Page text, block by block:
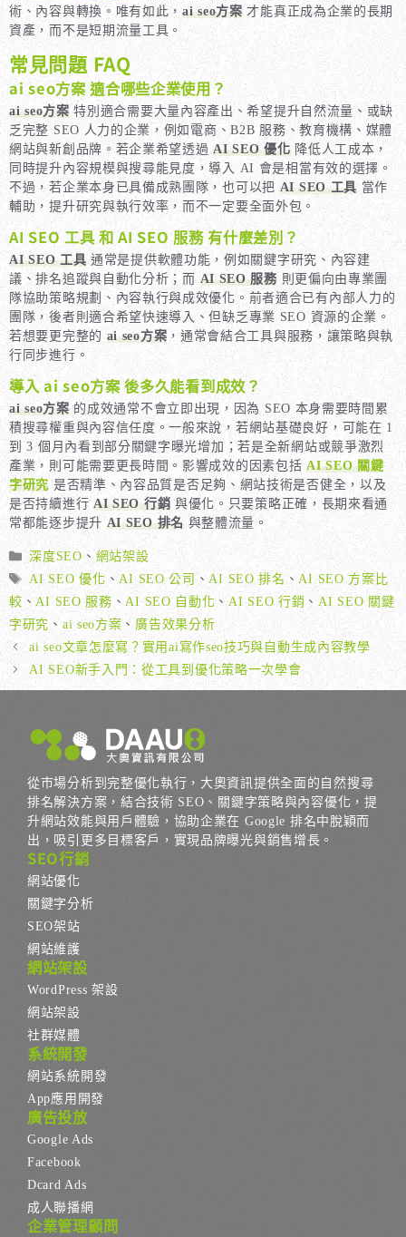
術、內容與轉換。唯有如此，ai seo方案才能真正成為企業的長期
資產，而不是短期流量工具。
常見問題 FAQ
ai seo方案 適合哪些企業使用？
ai seo方案特別適合需要大量內容產出、希望提升自然流量、或缺
乏完整 SEO 人力的企業，例如電商、B2B 服務、教育機構、媒體
網站與新創品牌。若企業希望透過AI SEO 優化降低人工成本，
同時提升內容規模與搜尋能見度，導入 AI 會是相當有效的選擇。
不過，若企業本身已具備成熟團隊，也可以把 AI SEO 工具 當作
輔助，提升研究與執行效率，而不一定要全面外包。
AI SEO 工具 和 AI SEO 服務 有什麼差別？
AI SEO 工具 通常是提供軟體功能，例如關鍵字研究、內容建
議、排名追蹤與自動化分析；而 AI SEO 服務則更偏向由專業團
隊協助策略規劃、內容執行與成效優化。前者適合已有內部人力的
團隊，後者則適合希望快速導入、但缺乏專業 SEO 資源的企業。
若想要更完整的 ai seo方案 ，通常會結合工具與服務，讓策略與執
行同步進行。
導入 ai seo方案 後多久能看到成效？
ai seo方案的成效通常不會立即出現，因為 SEO 本身需要時間累
積搜尋權重與內容信任度。一般來說，若網站基礎良好，可能在 1
到 3 個月內看到部分關鍵字曝光增加；若是全新網站或競爭激烈
產業，則可能需要更長時間。影響成效的因素包括AI SEO 關鍵
字研究 是否精準、內容品質是否足夠、網站技術是否健全，以及
是否持續進行 AI SEO 行銷 與優化。只要策略正確，長期來看通
常都能逐步提升 AI SEO 排名與整體流量。
分
類
深度SEO 、 網站架設
標
籤
AI SEO 優化 、 AI SEO 公司 、AI SEO 排名 、 AI SEO 方案比
較 、 AI SEO 服務 、 AI SEO 自動化 、 AI SEO 行銷 、 AI SEO 關鍵
字研究 、 ai seo方案 、 廣告效果分析
ai seo文章怎麼寫？實用ai寫作seo技巧與自動生成內容教學
AI SEO新手入門：從工具到優化策略一次學會
從市場分析到完整優化執行，大奧資訊提供全面的自然搜尋
排名解決方案，結合技術 SEO、關鍵字策略與內容優化，提
升網站效能與用戶體驗，協助企業在 Google 排名中脫穎而
出，吸引更多目標客戶，實現品牌曝光與銷售增長。
SEO行銷
網站優化
關鍵字分析
SEO架站
網站維護
網站架設
WordPress 架設
網站架設
社群媒體
系統開發
網站系統開發
App應用開發
廣告投放
Google Ads
Facebook
Dcard Ads
成人聯播網
企業管理顧問